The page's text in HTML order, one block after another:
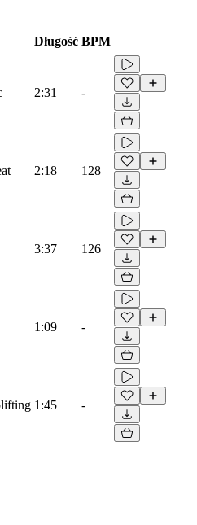
Długość BPM
2:31 -
2:18 128
3:37 126
1:09 -
1:45 -